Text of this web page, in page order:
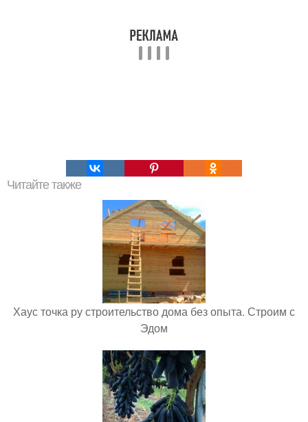
Читайте также
Хаус точка ру строительство дома без опыта. Строим с
Эдом